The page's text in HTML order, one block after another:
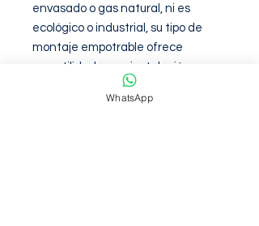
envasado o gas natural, ni es
ecológico o industrial, su tipo de
montaje empotrable ofrece
versatilidad en su instalación.
Además, cuenta con una traba de
seguridad, lo que añade un nivel
WhatsApp